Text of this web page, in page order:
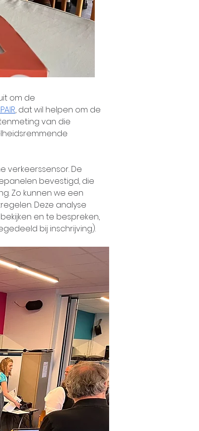
om de
, dat wil helpen om de
van die
verkeerssensor. De
bevestigd, die
Zo kunnen we een
Deze analyse
en te bespreken,
bij inschrijving).